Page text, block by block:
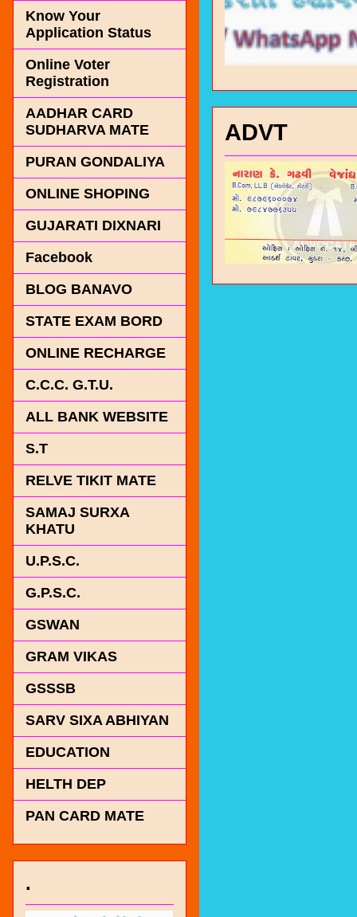
ADVT
Know Your
Application Status
Online Voter
Registration
AADHAR CARD
SUDHARVA MATE
PURAN GONDALIYA
ONLINE SHOPING
GUJARATI DIXNARI
Facebook
BLOG BANAVO
STATE EXAM BORD
ONLINE RECHARGE
C.C.C. G.T.U.
ALL BANK WEBSITE
S.T
RELVE TIKIT MATE
SAMAJ SURXA
KHATU
U.P.S.C.
G.P.S.C.
GSWAN
GRAM VIKAS
GSSSB
SARV SIXA ABHIYAN
EDUCATION
HELTH DEP
PAN CARD MATE
.